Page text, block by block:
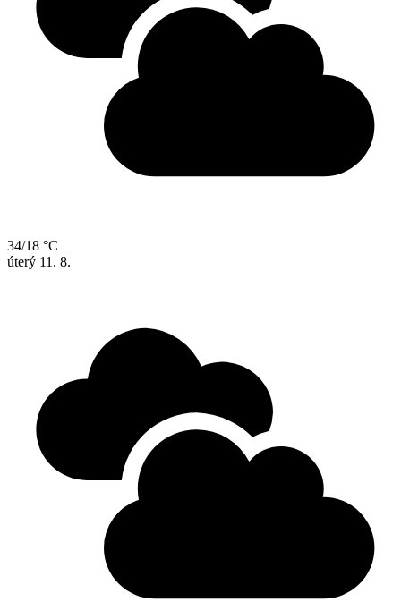
34/18 °C
úterý 11. 8.